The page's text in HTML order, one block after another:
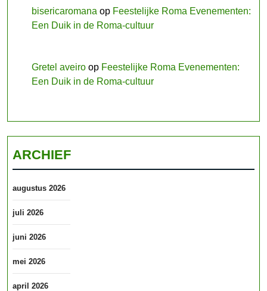
bisericaromana op Feestelijke Roma Evenementen:
Een Duik in de Roma-cultuur
Gretel aveiro op Feestelijke Roma Evenementen:
Een Duik in de Roma-cultuur
ARCHIEF
augustus 2026
juli 2026
juni 2026
mei 2026
april 2026